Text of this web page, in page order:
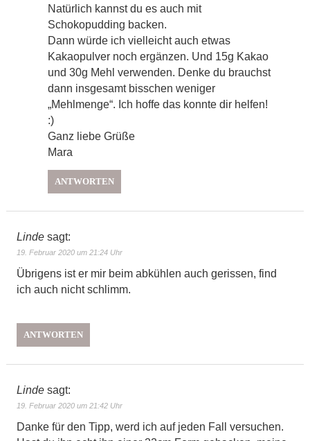
Natürlich kannst du es auch mit
Schokopudding backen.
Dann würde ich vielleicht auch etwas
Kakaopulver noch ergänzen. Und 15g Kakao
und 30g Mehl verwenden. Denke du brauchst
dann insgesamt bisschen weniger
„Mehlmenge“. Ich hoffe das konnte dir helfen!
:)
Ganz liebe Grüße
Mara
ANTWORTEN
Linde sagt:
19. Februar 2020 um 21:24 Uhr
Übrigens ist er mir beim abkühlen auch gerissen, find
ich auch nicht schlimm.
ANTWORTEN
Linde sagt:
19. Februar 2020 um 21:42 Uhr
Danke für den Tipp, werd ich auf jeden Fall versuchen.